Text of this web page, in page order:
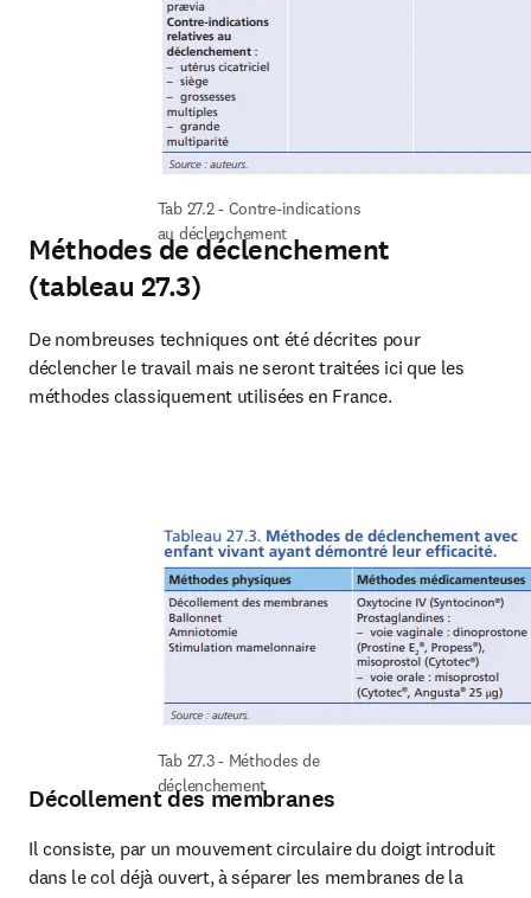
Tab 27.2 - Contre-indications
au déclenchement
Méthodes de déclenchement
(tableau 27.3)
De nombreuses techniques ont été décrites pour
déclencher le travail mais ne seront traitées ici que les
méthodes classiquement utilisées en France.
Tab 27.3 - Méthodes de
déclenchement
Décollement des membranes
Il consiste, par un mouvement circulaire du doigt introduit
dans le col déjà ouvert, à séparer les membranes de la